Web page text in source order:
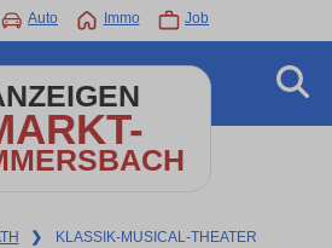
Auto Immo Job
❯ KLASSIK-MUSICAL-THEATER